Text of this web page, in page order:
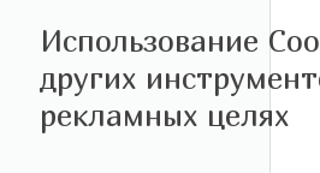
Использование
других
рекламных целях